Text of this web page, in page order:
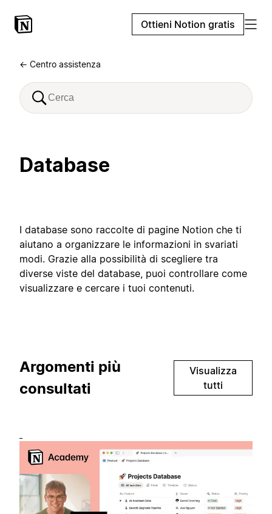
Ottieni Notion gratis
← Centro assistenza
Database
I database sono raccolte di pagine Notion che ti
aiutano a organizzare le informazioni in svariati
modi. Grazie alla possibilità di scegliere tra
diverse viste del database, puoi controllare come
visualizzare e cercare i tuoi contenuti.
Argomenti più
consultati
Visualizza
tutti